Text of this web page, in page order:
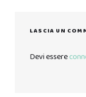
LASCIA UN
Devi essere